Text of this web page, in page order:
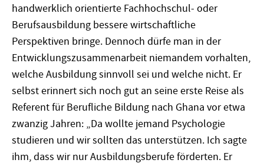
handwerklich orientierte Fachhochschul- oder
Berufsausbildung bessere wirtschaftliche
Perspektiven bringe. Dennoch dürfe man in der
Entwicklungszusammenarbeit niemandem vorhalten,
welche Ausbildung sinnvoll sei und welche nicht. Er
selbst erinnert sich noch gut an seine erste Reise als
Referent für Berufliche Bildung nach Ghana vor etwa
zwanzig Jahren: „Da wollte jemand Psychologie
studieren und wir sollten das unterstützen. Ich sagte
ihm, dass wir nur Ausbildungsberufe förderten. Er